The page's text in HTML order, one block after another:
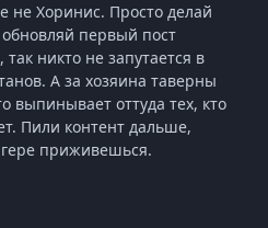
не Хоринис. Просто делай
первый пост
никто не запутается в
А за хозяина таверны
выпинывает оттуда тех, кто
Пили контент дальше,
приживешься.